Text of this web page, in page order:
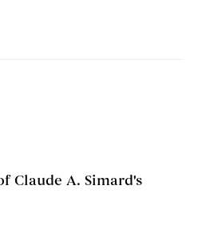
Claude A. Simard's